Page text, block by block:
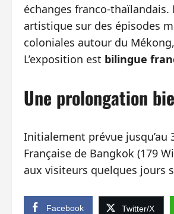
échanges
artistique sur des épisodes
coloniales autour du
L’exposition est bilingue
Une prolongation
Initialement prévue jusqu’au
Française de Bangkok (179
aux visiteurs quelques jours
Facebook Twitter/X